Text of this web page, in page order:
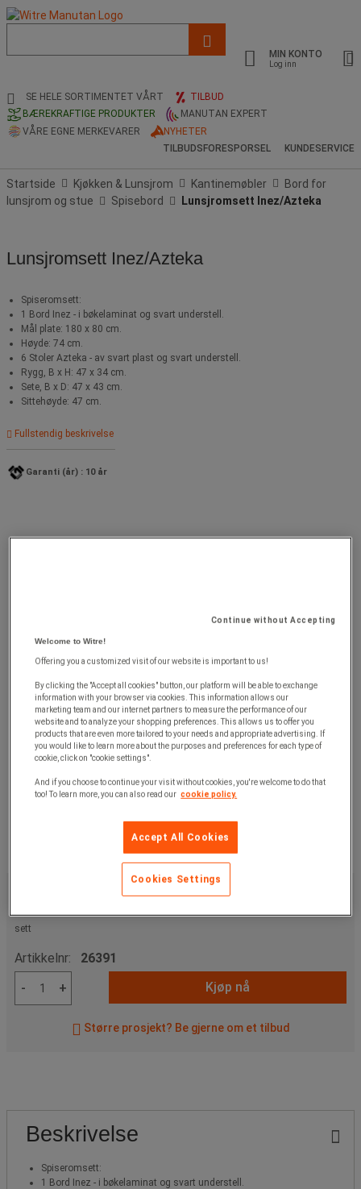
og
søkehistorikk
MIN KONTO
Log inn
SE HELE SORTIMENTET VÅRT
TILBUD
BÆREKRAFTIGE PRODUKTER
MANUTAN EXPERT
VÅRE EGNE MERKEVARER
NYHETER
TILBUDSFORESPORSEL
KUNDESERVICE
Startside Kjøkken & Lunsjrom Kantinemøbler
Bord for
lunsjrom og stue
Spisebord Lunsjromsett Inez/Azteka
Lunsjromsett Inez/Azteka
Spiseromsett:
1 Bord Inez - i bøkelaminat og svart understell.
Mål plate: 180 x 80 cm.
Høyde: 74 cm.
6 Stoler Azteka - av svart plast og svart understell.
Rygg, B x H: 47 x 34 cm.
Sete, B x D: 47 x 43 cm.
Sittehøyde: 47 cm.
Fullstendig beskrivelse
Garanti (år) : 10 år
ekskl. mva
sett
Artikkelnr: 26391
-
+ Kjøp nå
Større prosjekt? Be gjerne om et tilbud
Beskrivelse
Spiseromsett:
1 Bord Inez - i bøkelaminat og svart understell.
Continue without Accepting
Welcome to Witre!
Offering you a customized visit of our website is important to us!
By clicking the "Accept all cookies" button, our platform will be able to exchange
information with your browser via cookies. This information allows our
marketing team and our internet partners to measure the performance of our
website and to analyze your shopping preferences. This allows us to offer you
products that are even more tailored to your needs and appropriate advertising. If
you would like to learn more about the purposes and preferences for each type of
cookie, click on "cookie settings".
And if you choose to continue your visit without cookies, you're welcome to do that
too! To learn more, you can also read our cookie policy.
Accept All Cookies
Cookies Settings